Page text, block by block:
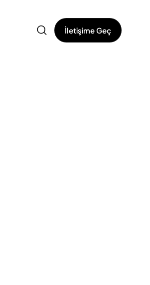
İletişime Geç